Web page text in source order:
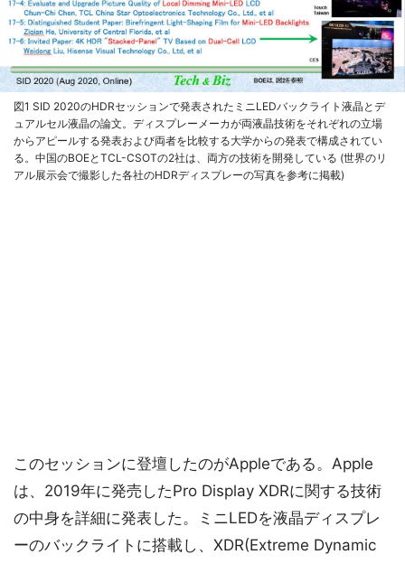
図1 SID 2020のHDRセッションで発表されたミニLEDバックライト液晶とデ
ュアルセル液晶の論文。ディスプレーメーカが両液晶技術をそれぞれの立場
からアピールする発表および両者を比較する大学からの発表で構成されてい
る。中国のBOEとTCL-CSOTの2社は、両方の技術を開発している (世界のリ
アル展示会で撮影した各社のHDRディスプレーの写真を参考に掲載)
このセッションに登壇したのがAppleである。Apple
は、2019年に発売したPro Display XDRに関する技術
の中身を詳細に発表した。ミニLEDを液晶ディスプレ
ーのバックライトに搭載し、XDR(Extreme Dynamic